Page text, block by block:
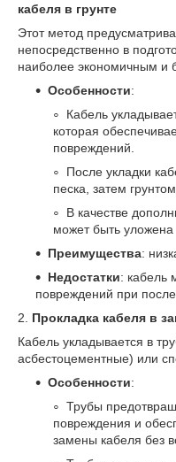
кабеля в грунте
Этот метод
непосредственно в
наиболее экономичным и
Особенности:
Кабель
которая
повреждений.
После укладки
песка, затем грунтом.
В качестве
может быть уложена
Преимущества:
Недостатки: кабель
повреждений при
2. Прокладка кабеля в
Кабель укладывается в
асбестоцементные) или
Особенности:
Трубы
повреждения и
замены кабеля без